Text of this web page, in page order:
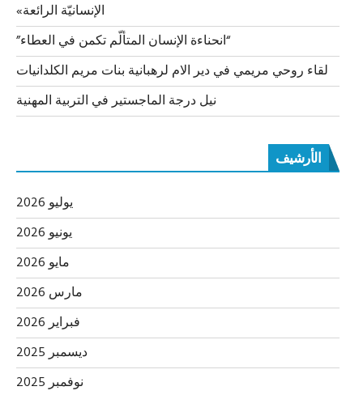
الإنسانيّة الرائعة»
“انحناءة الإنسان المتألّم تكمن في العطاء”
لقاء روحي مريمي في دير الام لرهبانية بنات مريم الكلدانيات
نيل درجة الماجستير في التربية المهنية
الأرشيف
يوليو 2026
يونيو 2026
مايو 2026
مارس 2026
فبراير 2026
ديسمبر 2025
نوفمبر 2025